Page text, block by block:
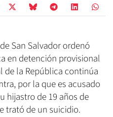
San Salvador ordenó
en detención provisional
de la República continúa
por la que es acusado
hijastro de 19 años de
trató de un suicidio.